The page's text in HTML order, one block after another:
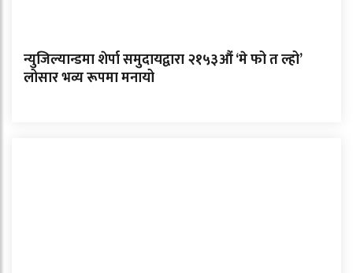
न्युजिल्यान्डमा शेर्पा समुदायद्वारा २१५३औं ‘मे फो त ल्हो’
लोसार भव्य रूपमा मनायो